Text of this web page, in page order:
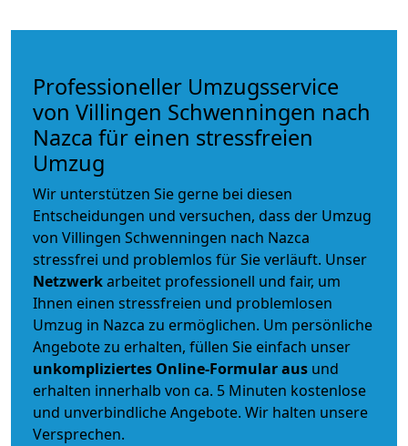
Professioneller Umzugsservice
von Villingen Schwenningen nach
Nazca für einen stressfreien
Umzug
Wir unterstützen Sie gerne bei diesen
Entscheidungen und versuchen, dass der Umzug
von Villingen Schwenningen nach Nazca
stressfrei und problemlos für Sie verläuft. Unser
Netzwerkarbeitet professionell und fair, um
Ihnen einen stressfreien und problemlosen
Umzug in Nazca zu ermöglichen. Um persönliche
Angebote zu erhalten, füllen Sie einfach unser
unkompliziertes Online-Formular aus und
erhalten innerhalb von ca. 5 Minuten kostenlose
und unverbindliche Angebote. Wir halten unsere
Versprechen.